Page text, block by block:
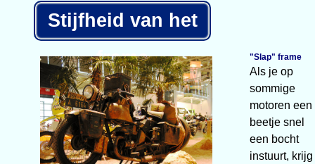
Stijfheid van het
frame
"Slap" frame
Als je op
sommige
motoren een
beetje snel
een bocht
instuurt, krijg